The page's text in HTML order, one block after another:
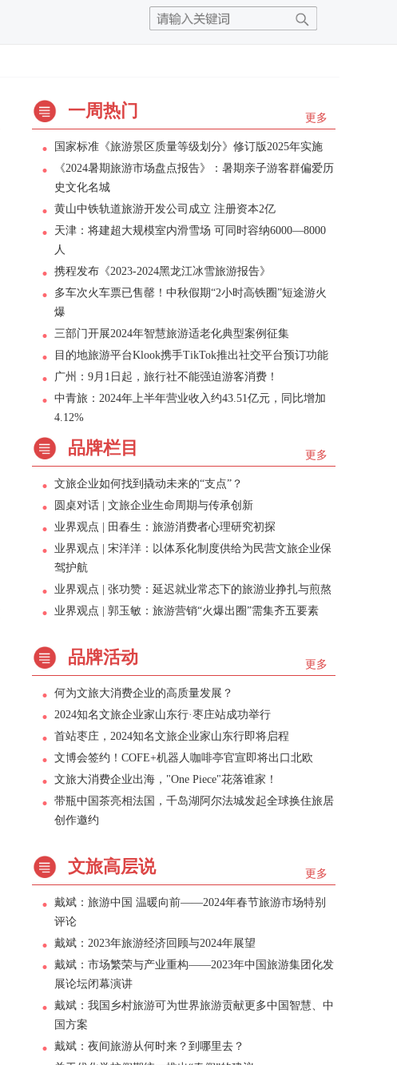
更多
一周热门
国家标准《旅游景区质量等级划分》修订版2025年实施
《2024暑期旅游市场盘点报告》：暑期亲子游客群偏爱历
史文化名城
黄山中铁轨道旅游开发公司成立 注册资本2亿
天津：将建超大规模室内滑雪场 可同时容纳6000—8000
人
携程发布《2023-2024黑龙江冰雪旅游报告》
多车次火车票已售罄！中秋假期“2小时高铁圈”短途游火
爆
三部门开展2024年智慧旅游适老化典型案例征集
目的地旅游平台Klook携手TikTok推出社交平台预订功能
广州：9月1日起，旅行社不能强迫游客消费！
中青旅：2024年上半年营业收入约43.51亿元，同比增加
4.12%
更多
品牌栏目
文旅企业如何找到撬动未来的“支点”？
圆桌对话 | 文旅企业生命周期与传承创新
业界观点 | 田春生：旅游消费者心理研究初探
业界观点 | 宋洋洋：以体系化制度供给为民营文旅企业保
驾护航
业界观点 | 张功赞：延迟就业常态下的旅游业挣扎与煎熬
业界观点 | 郭玉敏：旅游营销“火爆出圈”需集齐五要素
更多
品牌活动
何为文旅大消费企业的高质量发展？
2024知名文旅企业家山东行·枣庄站成功举行
首站枣庄，2024知名文旅企业家山东行即将启程
文博会签约！COFE+机器人咖啡亭官宣即将出口北欧
文旅大消费企业出海，"One Piece"花落谁家！
带瓶中国茶亮相法国，千岛湖阿尔法城发起全球换住旅居
创作邀约
更多
文旅高层说
戴斌：旅游中国 温暖向前——2024年春节旅游市场特别
评论
戴斌：2023年旅游经济回顾与2024年展望
戴斌：市场繁荣与产业重构——2023年中国旅游集团化发
展论坛闭幕演讲
戴斌：我国乡村旅游可为世界旅游贡献更多中国智慧、中
国方案
戴斌：夜间旅游从何时来？到哪里去？